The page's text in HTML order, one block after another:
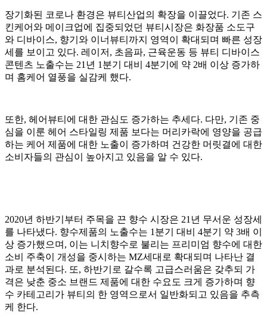
장기화된 코로나 환경은 뷰티산업의 확장을 이끌었다. 기존 스
킨케어와 메이크업에 집중되었던 뷰티시장은 화장품 소도구
와 디바이스, 향기와 이너뷰티까지 영역이 확대되며 빠른 성장
세를 보이고 있다. 레이저, 초음파, 근육운동 등 뷰티 디바이스
콘텐츠 노출수는 21년 1분기 대비 4분기에 약 2배 이상 증가하
며 홈케어 열풍을 실감케 했다.
또한, 헤어뷰티에 대한 관심도 증가하는 추세다. 다만, 기존 중
심을 이룬 헤어 스타일링 제품 보다는 머리카락에 영양을 공급
하는 케어 제품에 대한 노출이 증가하며 건강한 머릿결에 대한
소비자들의 관심이 높아지고 있음을 알 수 있다.
2020년 하반기부터 주목을 끈 향수 시장은 21년 무서운 성장세
를 나타냈다. 향수제품의 노출수는 1분기 대비 4분기 약 3배 이
상 증가했으며, 이는 니치향수로 불리는 프리미엄 향수에 대한
소비 주축이 개성을 중시하는 MZ세대로 확대되며 나타난 결
과로 분석된다. 또, 하반기로 갈수록 고급스러움은 갖추되 가
격은 낮춘 중소 브랜드 제품에 대한 수요도 크게 증가하며 향
수 카테고리가 뷰티의 한 영역으로서 일반화되고 있음을 추측
케 한다.